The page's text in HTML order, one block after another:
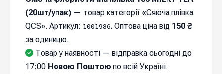
(20шт/упак) — товар категорії «Сяюча плівка
QCS». Артикул: 1001986. Оптова ціна від 150 ₴
за одиницю.
Товар у наявності — відправка cьогодні до
17:00 Новою Поштою по всій Україні.